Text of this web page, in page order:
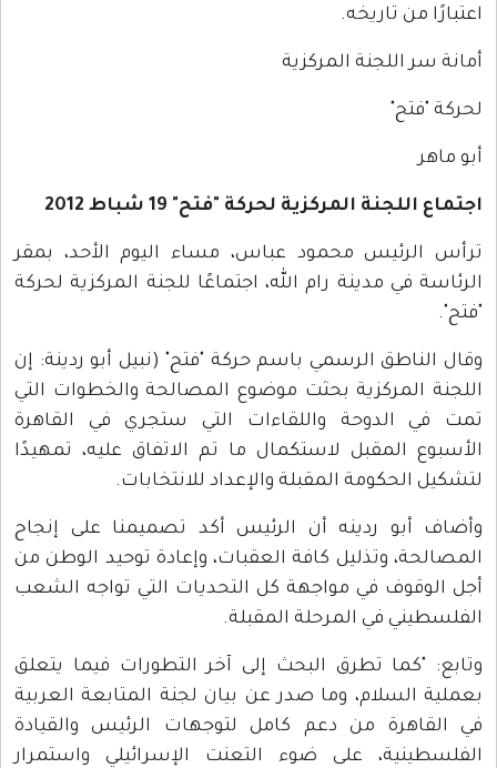
اعتبارًا من تاريخه.
أمانة سر اللجنة المركزية
لحركة "فتح"
أبو ماهر
اجتماع اللجنة المركزية لحركة "فتح" 19 شباط 2012
ترأس الرئيس محمود عباس، مساء اليوم الأحد، بمقر
الرئاسة في مدينة رام الله، اجتماعًا للجنة المركزية لحركة
"فتح".
وقال الناطق الرسمي باسم حركة "فتح" (نبيل أبو ردينة: إن
اللجنة المركزية بحثت موضوع المصالحة والخطوات التي
تمت في الدوحة واللقاءات التي ستجري في القاهرة
الأسبوع المقبل لاستكمال ما تم الاتفاق عليه، تمهيدًا
لتشكيل الحكومة المقبلة والإعداد للانتخابات.
وأضاف أبو ردينه أن الرئيس أكد تصميمنا على إنجاح
المصالحة، وتذليل كافة العقبات، وإعادة توحيد الوطن من
أجل الوقوف في مواجهة كل التحديات التي تواجه الشعب
الفلسطيني في المرحلة المقبلة.
وتابع: "كما تطرق البحث إلى آخر التطورات فيما يتعلق
بعملية السلام، وما صدر عن بيان لجنة المتابعة العربية
في القاهرة من دعم كامل لتوجهات الرئيس والقيادة
الفلسطينية، على ضوء التعنت الإسرائيلي واستمرار